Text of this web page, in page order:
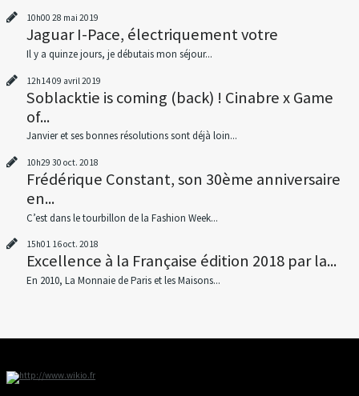
10h00 28 mai 2019
Jaguar I-Pace, électriquement votre
Il y a quinze jours, je débutais mon séjour...
12h1409 avril 2019
Soblacktie is coming (back) ! Cinabre x Game
of...
Janvier et ses bonnes résolutions sont déjà loin...
10h29 30 oct. 2018
Frédérique Constant, son 30ème anniversaire
en...
C’est dans le tourbillon de la Fashion Week...
15h01 16oct. 2018
Excellence à la Française édition 2018 par la...
En 2010, La Monnaie de Paris et les Maisons...